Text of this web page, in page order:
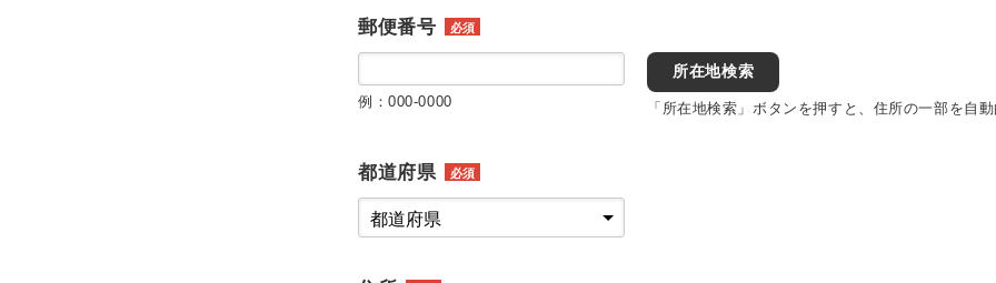
郵便番号 必須
例：000-0000
所在地検索
「所在地検索」ボタンを押すと、住所の一部を自動
都道府県 必須